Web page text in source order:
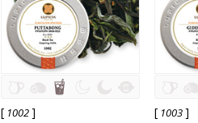
[ 1002] [ 1003]